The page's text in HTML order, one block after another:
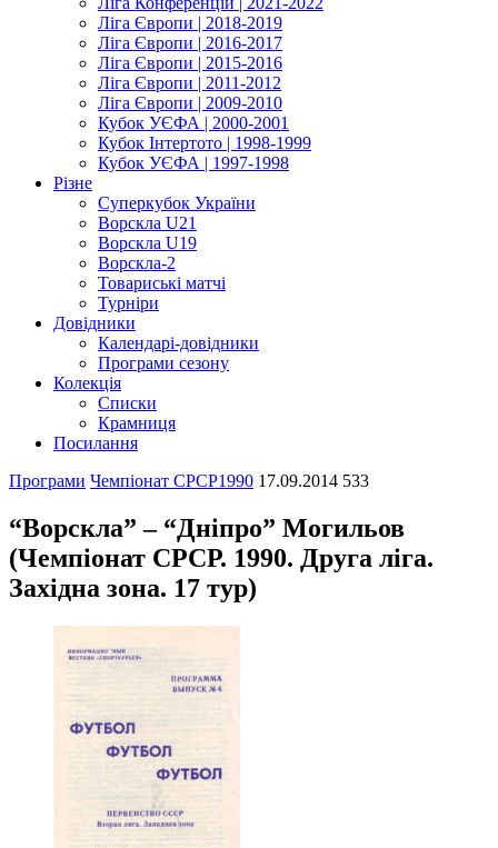
Ліга Європи | 2018-2019
Ліга Європи | 2016-2017
Ліга Європи | 2015-2016
Ліга Європи | 2011-2012
Ліга Європи | 2009-2010
Кубок УЄФА | 2000-2001
Кубок Інтертото | 1998-1999
Кубок УЄФА | 1997-1998
Різне
Суперкубок України
Ворскла U21
Ворскла U19
Ворскла-2
Товариські матчі
Турніри
Довідники
Календарі-довідники
Програми сезону
Колекція
Списки
Крамниця
Посилання
Програми Чемпіонат СРСР1990 17.09.2014 533
“Ворскла” – “Дніпро” Могильов
(Чемпіонат СРСР. 1990. Друга ліга.
Західна зона. 17 тур)